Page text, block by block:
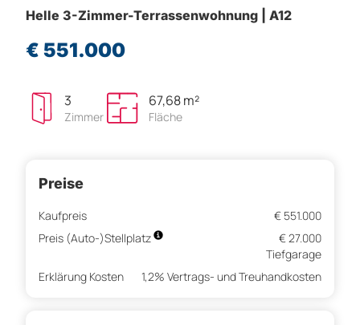
Helle 3-Zimmer-Terrassenwohnung | A12
€ 551.000
3
Zimmer
67,68 m²
Fläche
Preise
Kaufpreis
€ 551.000
Preis (Auto-)Stellplatz
€ 27.000
Tiefgarage
Erklärung Kosten
1,2% Vertrags- und Treuhandkosten